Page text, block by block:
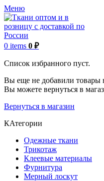
Меню
0 items 0 ₽
Список избранного пуст.
Вы еще не добавили товары
Вы можете вернуться в
Вернуться в магазин
КАтегории
Одежные ткани
Трикотаж
Клеевые материалы
Фурнитура
Мерный лоскут